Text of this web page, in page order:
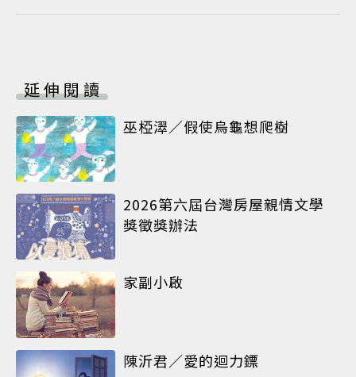
延伸閱讀
巫椏濢／假使烏龜想爬樹
2026第六屆台灣房屋親情文學
獎徵獎辦法
家副小啟
陳沂君／愛的迴力鏢